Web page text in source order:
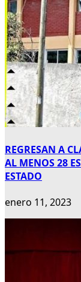
REGRESAN A
AL MENOS 28
ESTADO
enero 11, 2023